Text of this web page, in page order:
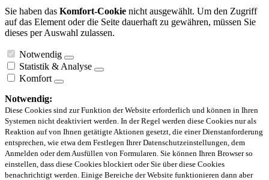
Sie haben das Komfort-Cookie nicht ausgewählt. Um den Zugriff
auf das Element oder die Seite dauerhaft zu gewähren, müssen Sie
dieses per Auswahl zulassen.
Notwendig
Statistik & Analyse
Komfort
Notwendig:
Diese Cookies sind zur Funktion der Website erforderlich und können in Ihren
Systemen nicht deaktiviert werden. In der Regel werden diese Cookies nur als
Reaktion auf von Ihnen getätigte Aktionen gesetzt, die einer Dienstanforderung
entsprechen, wie etwa dem Festlegen Ihrer Datenschutzeinstellungen, dem
Anmelden oder dem Ausfüllen von Formularen. Sie können Ihren Browser so
einstellen, dass diese Cookies blockiert oder Sie über diese Cookies
benachrichtigt werden. Einige Bereiche der Website funktionieren dann aber